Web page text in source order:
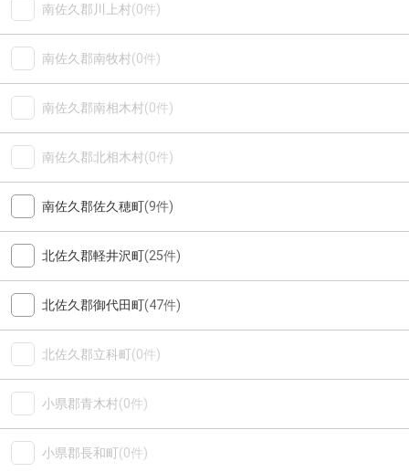
南佐久郡川上村(0件)
南佐久郡南牧村(0件)
南佐久郡南相木村(0件)
南佐久郡北相木村(0件)
南佐久郡佐久穂町(9件)
北佐久郡軽井沢町(25件)
北佐久郡御代田町(47件)
北佐久郡立科町(0件)
小県郡青木村(0件)
小県郡長和町(0件)